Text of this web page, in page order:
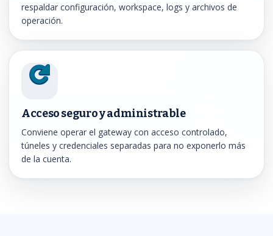
respaldar configuración, workspace, logs y archivos de
operación.
Acceso seguro y administrable
Conviene operar el gateway con acceso controlado,
túneles y credenciales separadas para no exponerlo más
de la cuenta.